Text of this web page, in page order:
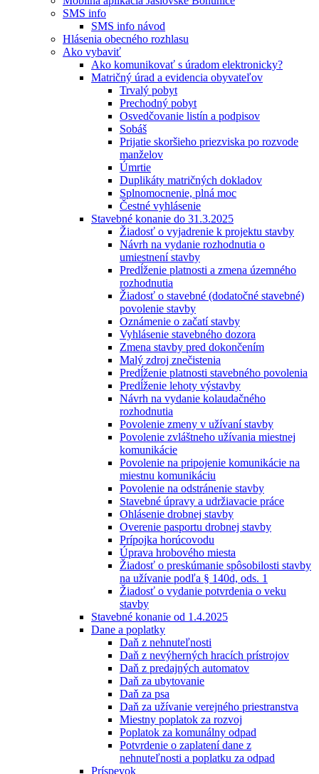
SMS info
SMS info návod
Hlásenia obecného rozhlasu
Ako vybaviť
Ako komunikovať s úradom elektronicky?
Matričný úrad a evidencia obyvateľov
Trvalý pobyt
Prechodný pobyt
Osvedčovanie listín a podpisov
Sobáš
Prijatie skoršieho priezviska po rozvode
manželov
Úmrtie
Duplikáty matričných dokladov
Splnomocnenie, plná moc
Čestné vyhlásenie
Stavebné konanie do 31.3.2025
Žiadosť o vyjadrenie k projektu stavby
Návrh na vydanie rozhodnutia o
umiestnení stavby
Predĺženie platnosti a zmena územného
rozhodnutia
Žiadosť o stavebné (dodatočné stavebné)
povolenie stavby
Oznámenie o začatí stavby
Vyhlásenie stavebného dozora
Zmena stavby pred dokončením
Malý zdroj znečistenia
Predĺženie platnosti stavebného povolenia
Predĺženie lehoty výstavby
Návrh na vydanie kolaudačného
rozhodnutia
Povolenie zmeny v užívaní stavby
Povolenie zvláštneho užívania miestnej
komunikácie
Povolenie na pripojenie komunikácie na
miestnu komunikáciu
Povolenie na odstránenie stavby
Stavebné úpravy a udržiavacie práce
Ohlásenie drobnej stavby
Overenie pasportu drobnej stavby
Prípojka horúcovodu
Úprava hrobového miesta
Žiadosť o preskúmanie spôsobilosti stavby
na užívanie podľa § 140d, ods. 1
Žiadosť o vydanie potvrdenia o veku
stavby
Stavebné konanie od 1.4.2025
Dane a poplatky
Daň z nehnuteľnosti
Daň z nevýherných hracích prístrojov
Daň z predajných automatov
Daň za ubytovanie
Daň za psa
Daň za užívanie verejného priestranstva
Miestny poplatok za rozvoj
Poplatok za komunálny odpad
Potvrdenie o zaplatení dane z
nehnuteľnosti a poplatku za odpad
Príspevok